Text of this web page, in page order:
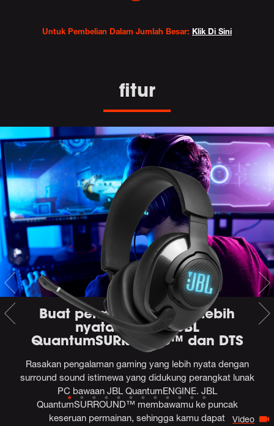
Untuk Pembelian Dalam Jumlah Besar: Klik Di Sini
Video
fitur
Buat permainan terasa lebih
nyata dengan JBL
QuantumSURROUND™ dan DTS
Rasakan pengalaman gaming yang lebih nyata dengan
surround sound istimewa yang didukung perangkat lunak
PC bawaan JBL QuantumENGINE. JBL
QuantumSURROUND™ membawamu ke puncak
keseruan permainan, sehingga kamu dapat